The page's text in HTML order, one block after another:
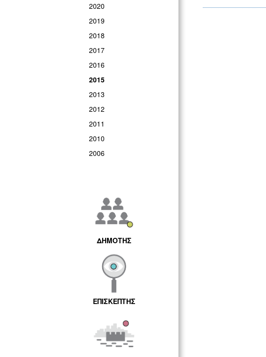
2020
2019
2018
2017
2016
2015
2013
2012
2011
2010
2006
ΔΗΜΟΤΗΣ
ΕΠΙΣΚΕΠΤΗΣ